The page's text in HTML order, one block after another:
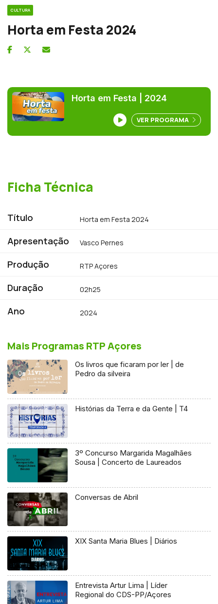
CULTURA
Horta em Festa 2024
Horta em Festa | 2024
VER PROGRAMA
Ficha Técnica
Título Horta em Festa 2024
Apresentação Vasco Pernes
Produção RTP Açores
Duração 02h25
Ano 2024
Mais Programas RTP Açores
Os livros que ficaram por ler | de
Pedro da silveira
Histórias da Terra e da Gente | T4
3º Concurso Margarida Magalhães
Sousa | Concerto de Laureados
Conversas de Abril
XIX Santa Maria Blues | Diários
Entrevista Artur Lima | Líder
Regional do CDS-PP/Açores